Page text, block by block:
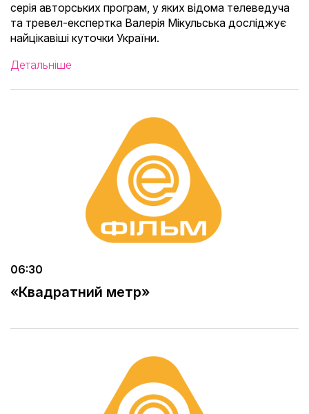
серія авторських програм, у яких відома телеведуча
та тревел-експертка Валерія Мікульська досліджує
найцікавіші куточки України.
Детальніше
06:30
«Квадратний метр»